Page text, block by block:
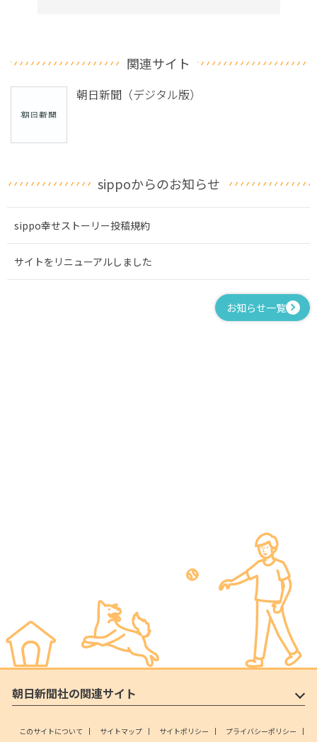
関連サイト
朝日新聞（デジタル版）
sippoからのお知らせ
sippo幸せストーリー投稿規約
サイトをリニューアルしました
お知らせ一覧
朝日新聞社の関連サイト
このサイトについて サイトマップ サイトポリシー プライバシーポリシー